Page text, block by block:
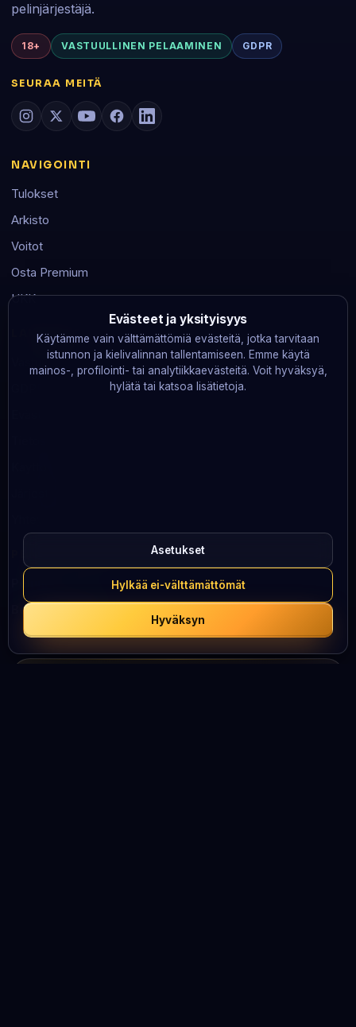
pelinjärjestäjä.
18+ VASTUULLINEN PELAAMINEN GDPR
SEURAA MEITÄ
NAVIGOINTI
Tulokset
Arkisto
Voitot
Osta Premium
UKK
LAKITIEDOT
Vastuullinen pelaaminen
PELAA VASTUULLISESTI
· 0800 100 101
BeGambleAware
Evästeet ja yksityisyys
Käytämme vain välttämättömiä evästeitä, jotka tarvitaan
istunnon ja kielivalinnan tallentamiseen. Emme käytä
mainos-, profilointi- tai analytiikkaevästeitä. Voit hyväksyä,
hylätä tai katsoa lisätietoja.
Asetukset
Hylkää ei-välttämättömät
Hyväksyn